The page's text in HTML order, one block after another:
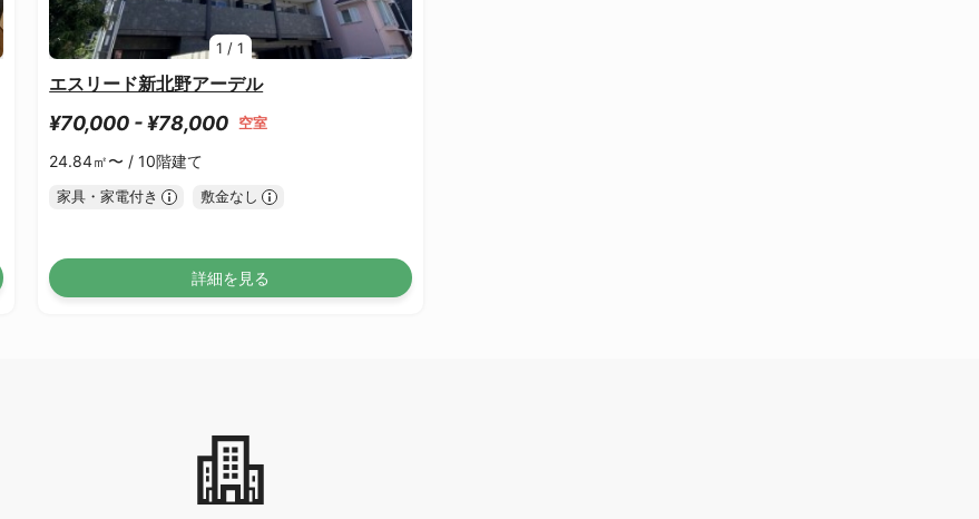
1 /1
エスリード新北野アーデル
¥70,000 - ¥78,000 空室
24.84㎡〜 /10階建て
家具・家電付き 敷金なし
詳細を見る